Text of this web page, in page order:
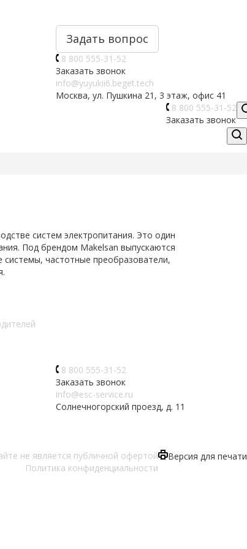
Задать вопрос
8 800 555-31-52
Заказать звонок
info@yuyukii6.beget.tech
Москва, ул. Пушкина 21, 3 этаж, офис 41
8 800 555-31-52
Заказать звонок
систем электропитания. Это один
Под брендом Makelsan выпускаются
частотные преобразователи,
8 800 555-31-52
Заказать звонок
info@esc-service.ru
Солнечногорский проезд, д. 11
Версия для печати
не является публичной офертой
Политика конфиденциальности